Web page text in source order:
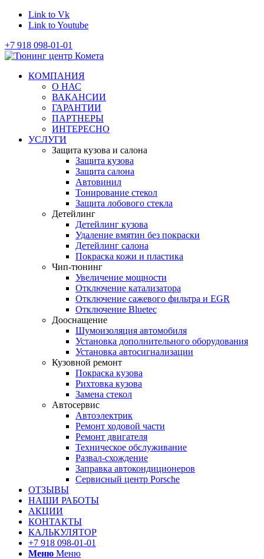
Link to Vk
Link to Youtube
+7 918 098-01-01
КОМПАНИЯ
О НАС
ВАКАНСИИ
ГАРАНТИИ
ПАРТНЕРЫ
ИНТЕРЕСНО
УСЛУГИ
Защита кузова и салона
Защита кузова
Защита салона
Автовинил
Тонирование стекол
Защита лобового стекла
Детейлинг
Детейлинг кузова
Удаление вмятин без покраски
Детейлинг салона
Покраска кожи и пластика
Чип-тюнинг
Увеличение мощности
Отключение катализатора
Отключение сажевого фильтра и EGR
Отключение Bluetec
Дооснащение
Шумоизоляция автомобиля
Установка дополнительного оборудования
Установка автосигнализации
Кузовной ремонт
Покраска кузова
Рихтовка кузова
Замена стекол
Автосервис
Автоэлектрик
Ремонт ходовой части
Ремонт двигателя
Техническое обслуживание
Развал-схождение
Заправка автокондиционеров
Сервисный центр Porsche
ОТЗЫВЫ
НАШИ РАБОТЫ
АКЦИИ
КОНТАКТЫ
КАЛЬКУЛЯТОР
+7 918 098-01-01
Меню Меню